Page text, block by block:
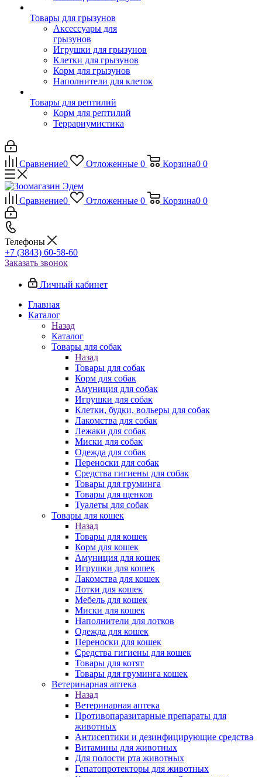
Товары для грызунов
Аксессуары для
грызунов
Игрушки для грызунов
Клетки для грызунов
Корм для грызунов
Наполнители для клеток
Товары для рептилий
Корм для рептилий
Террариумистика
Сравнение0 Отложенные 0 Корзина0 0
Сравнение0 Отложенные 0 Корзина0 0
Телефоны
+7 (3843) 60-58-60
Заказать звонок
Личный кабинет
Главная
Каталог
Назад
Каталог
Товары для собак
Назад
Товары для собак
Корм для собак
Амуниция для собак
Игрушки для собак
Клетки, будки, вольеры для собак
Лакомства для собак
Лежаки для собак
Миски для собак
Одежда для собак
Переноски для собак
Средства гигиены для собак
Товары для груминга
Товары для щенков
Туалеты для собак
Товары для кошек
Назад
Товары для кошек
Корм для кошек
Амуниция для кошек
Игрушки для кошек
Лакомства для кошек
Лотки для кошек
Мебель для кошек
Миски для кошек
Наполнители для лотков
Одежда для кошек
Переноски для кошек
Средства гигиены для кошек
Товары для котят
Товары для груминга кошек
Ветеринарная аптека
Назад
Ветеринарная аптека
Противопаразитарные препараты для
животных
Антисептики и дезинфицирующие средства
Витамины для животных
Для полости рта животных
Гепатопротекторы для животных